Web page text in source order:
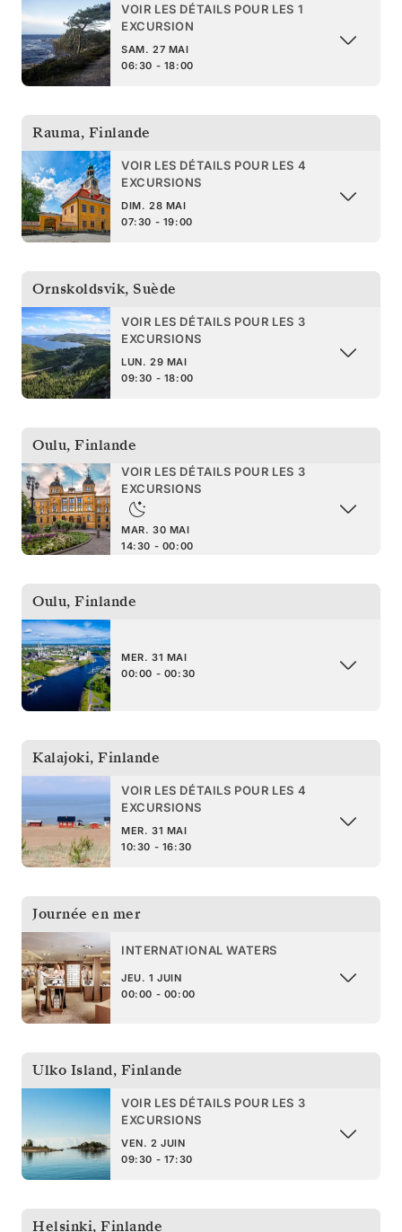
VOIR LES DÉTAILS POUR LES 1
EXCURSION
SAM. 27 MAI
06:30 - 18:00
Rauma, Finlande
VOIR LES DÉTAILS POUR LES 4
EXCURSIONS
DIM. 28 MAI
07:30 - 19:00
Ornskoldsvik, Suède
VOIR LES DÉTAILS POUR LES 3
EXCURSIONS
LUN. 29 MAI
09:30 - 18:00
Oulu, Finlande
VOIR LES DÉTAILS POUR LES 3
EXCURSIONS
MAR. 30 MAI
14:30 - 00:00
Oulu, Finlande
MER. 31 MAI
00:00 - 00:30
Kalajoki, Finlande
VOIR LES DÉTAILS POUR LES 4
EXCURSIONS
MER. 31 MAI
10:30 - 16:30
Journée en mer
INTERNATIONAL WATERS
JEU. 1 JUIN
00:00 - 00:00
Ulko Island, Finlande
VOIR LES DÉTAILS POUR LES 3
EXCURSIONS
VEN. 2 JUIN
09:30 - 17:30
Helsinki, Finlande